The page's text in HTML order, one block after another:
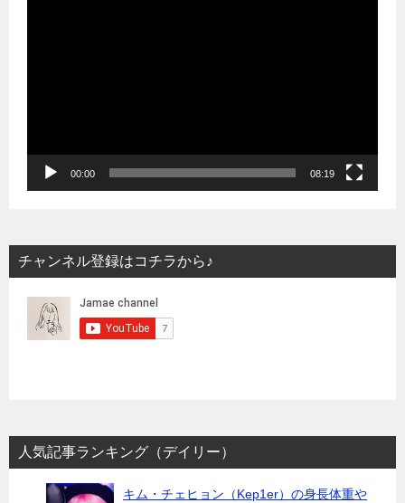
00:00 08:19
チャンネル登録はコチラから♪
人気記事ランキング（デイリー）
キム・チェヒョン（Kep1er）の身長体重や